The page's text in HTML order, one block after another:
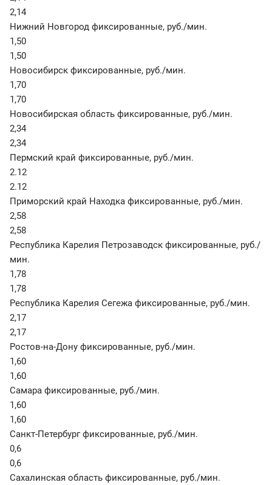
2,14
Нижний Новгород фиксированные, руб./мин.
1,50
1,50
Новосибирск фиксированные, руб./мин.
1,70
1,70
Новосибирская область фиксированные, руб./мин.
2,34
2,34
Пермский край фиксированные, руб./мин.
2.12
2.12
Приморский край Находка фиксированные, руб./мин.
2,58
2,58
Республика Карелия Петрозаводск фиксированные, руб./
мин.
1,78
1,78
Республика Карелия Сегежа фиксированные, руб./мин.
2,17
2,17
Ростов-на-Дону фиксированные, руб./мин.
1,60
1,60
Самара фиксированные, руб./мин.
1,60
1,60
Санкт-Петербург фиксированные, руб./мин.
0,6
0,6
Сахалинская область фиксированные, руб./мин.